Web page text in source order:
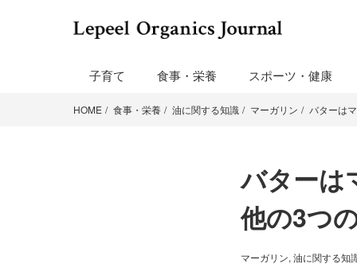
子育て 食事・栄養 スポーツ・健康
HOME 食事・栄養 油に関する知識 マーガリン バターは
バターは
他の3つ
マーガリン,油に関する知